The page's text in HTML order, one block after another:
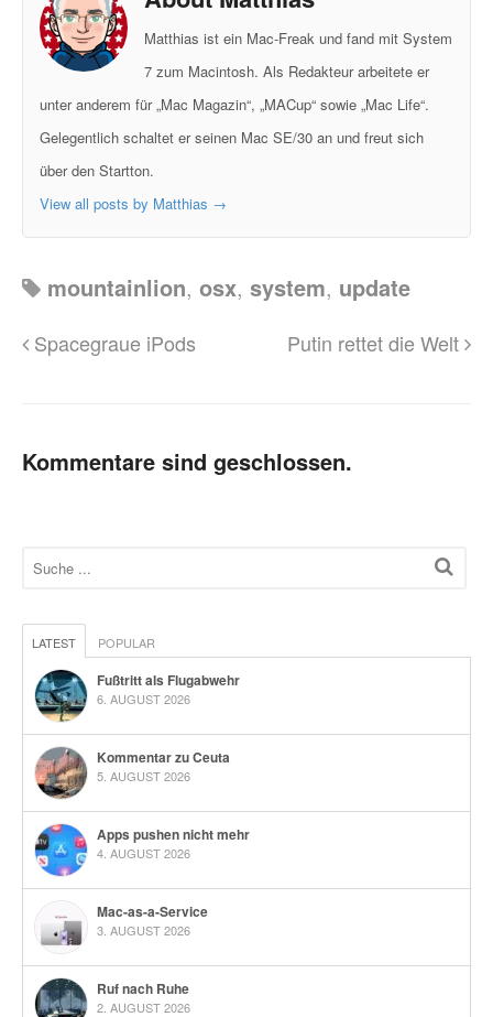
Matthias ist ein Mac-Freak und fand mit System
7 zum Macintosh. Als Redakteur arbeitete er
unter anderem für „Mac Magazin“, „MACup“ sowie „Mac Life“.
Gelegentlich schaltet er seinen Mac SE/30 an und freut sich
über den Startton.
View all posts by Matthias →
mountainlion, osx, system, update
Spacegraue iPods Putin rettet die Welt
Kommentare sind geschlossen.
LATEST POPULAR
Fußtritt als Flugabwehr
6. AUGUST 2026
Kommentar zu Ceuta
5. AUGUST 2026
Apps pushen nicht mehr
4. AUGUST 2026
Mac-as-a-Service
3. AUGUST 2026
Ruf nach Ruhe
2. AUGUST 2026